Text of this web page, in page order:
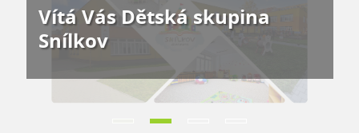
Vítá Vás Dětská skupina
Snílkov